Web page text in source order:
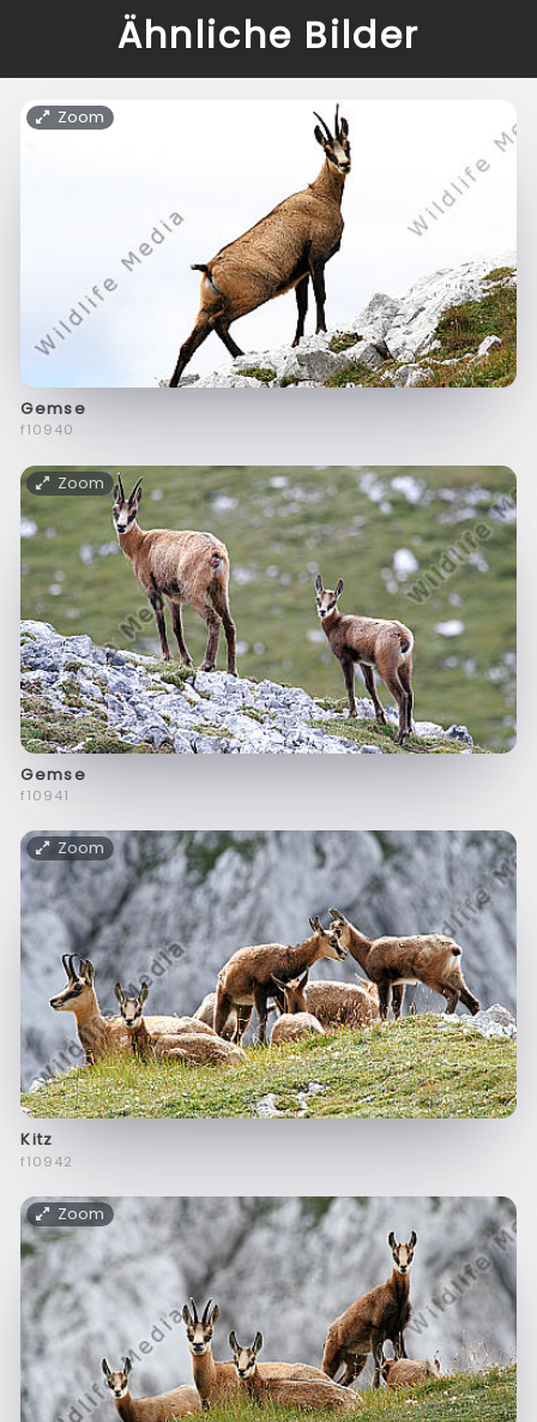
Ähnliche Bilder
Zoom
Gemse
f10940
Zoom
Gemse
f10941
Zoom
Kitz
f10942
Zoom